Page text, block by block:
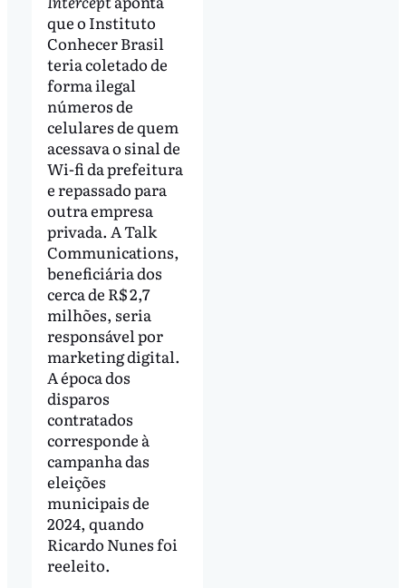
que o Instituto
Conhecer Brasil
teria coletado de
forma ilegal
números de
celulares de quem
acessava o sinal de
Wi-fi da prefeitura
e repassado para
outra empresa
privada. A Talk
Communications,
beneficiária dos
cerca de R$ 2,7
milhões, seria
responsável por
marketing digital.
A época dos
disparos
contratados
corresponde à
campanha das
eleições
municipais de
2024, quando
Ricardo Nunes foi
reeleito.